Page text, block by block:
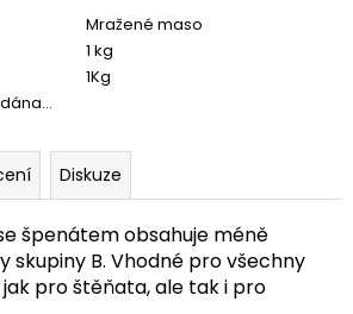
Mražené maso
1 kg
1Kg
Diskuze
špenátem obsahuje méně
skupiny B. Vhodné pro všechny
pro štěňata, ale tak i pro